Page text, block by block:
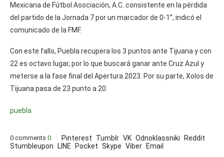
Mexicana de Fútbol Asociación, A.C. consistente en la pérdida
del partido de la Jornada 7 por un marcador de 0-1”, indicó el
comunicado de la FMF.
Con este fallo, Puebla recupera los 3 puntos ante Tijuana y con
22 es octavo lugar, por lo que buscará ganar ante Cruz Azul y
meterse a la fase final del Apertura 2023. Por su parte, Xolos de
Tijuana pasa de 23 punto a 20.
puebla
0 comments 0 Pinterest Tumblr VK Odnoklassniki Reddit
Stumbleupon LINE Pocket Skype Viber Email